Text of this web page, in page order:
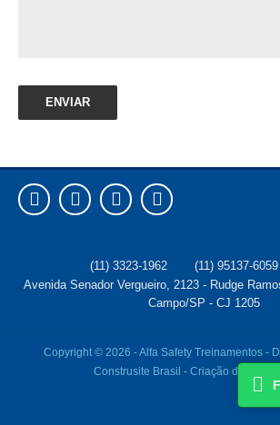
   
(11) 3323-1962 (11) 95137-6059
Avenida Senador Vergueiro, 2123 - Rudge
Campo/SP - CJ 1205
Copyright © 2026 - Alfa Safety Treinamentos -
Construsite Brasil - Criação de Sites
